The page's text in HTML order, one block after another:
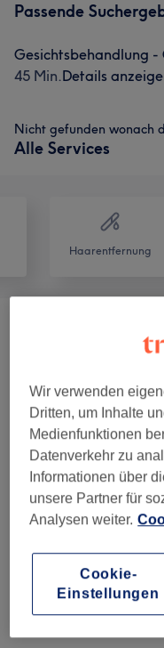
Passende
Gesichtsbehandlung -
45 Min.Details
Nicht gefunden wonach
Alle Services
Haarentfernung
Gesichtsbehandlungen
Salonbewertungen
4,8
Sauberkeit
Wir verwenden
Dritten, um Inhalte
Medienfunktionen
Datenverkehr zu
Informationen über
unsere Partner für
Analysen weiter.
Cookie-
Einstellungen